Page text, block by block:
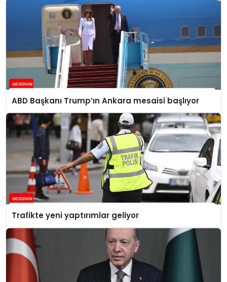
ABD Başkanı Trump’ın Ankara mesaisi başlıyor
Trafikte yeni yaptırımlar geliyor